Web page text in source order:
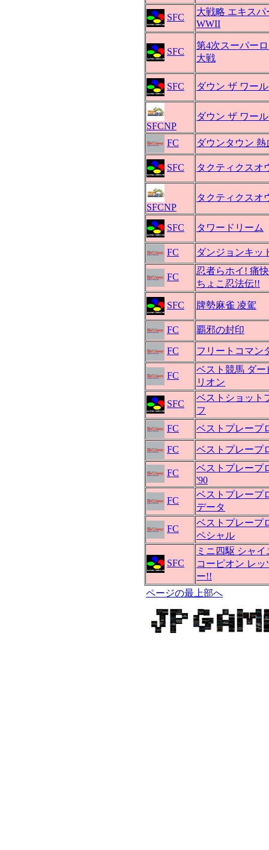
SFC
大戦略 エキスパ
WWII
SFC
第4次スーパー
大戦
SFC ダウン ザ ワー
SFCNP
ダウン ザ ワー
FC ダウンタウン 熱
SFC タクティクスオ
SFCNP
タクティクスオ
SFC タワードリーム
FC ダンジョンキッ
FC
忍者らホイ! 痛
ちょこ忍法伝!!
SFC 牌勢麻雀 凌駕
FC 覇邪の封印
FC フリートコマン
FC
ベスト競馬 ダー
リオン
SFC
ベストショット
フ
FC
ベストプレープ
FC ベストプレープ
FC
ベストプレープ
'90
FC
ベストプレープ
データ
FC
ベストプレープ
ペシャル
SFC
ミニ四駆 シャ
コーピオン レッ
ー!!
ページの最上部へ